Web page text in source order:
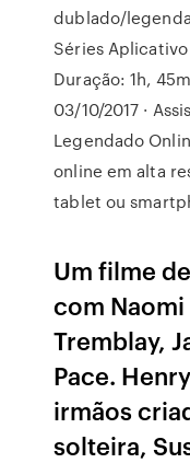
dublado/
Séries
Duração: 1h,
03/10/2017 ·
Legendado
online em alta
tablet ou
Um filme
com
Tremblay,
Pace.
irmãos
solteira,